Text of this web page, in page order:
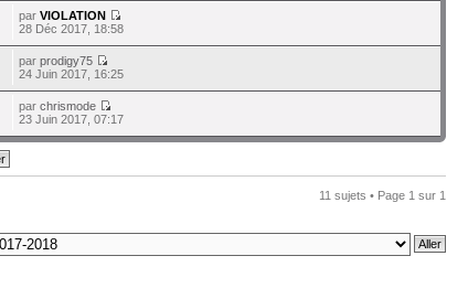
parVIOLATION
28 Déc 2017, 18:58
parprodigy75
24 Juin 2017, 16:25
parchrismode
23 Juin 2017, 07:17
11 sujets • Page 1 sur 1